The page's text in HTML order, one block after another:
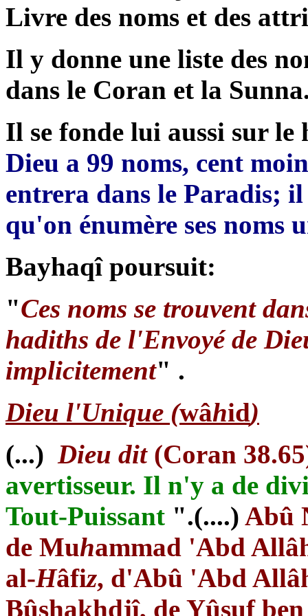
Livre des noms et des
Il y donne une liste des
dans le Coran et la
Il se fonde lui aussi sur
Dieu a 99 noms, cent
entrera dans le Paradis;
qu'on énumère ses noms
Bayhaqî poursuit:
"Ces noms se trouvent
hadiths de l'Envoyé de
implicitement" .
Dieu l'Unique (wâhid)
(...) Dieu dit(Coran
avertisseur. Il n'y a de
Tout-Puissant ".(....) Abû
de Muhammad 'Abd
al-Hâfiz, d'Abû 'Abd
Bûshakhdjî, de Yûsuf